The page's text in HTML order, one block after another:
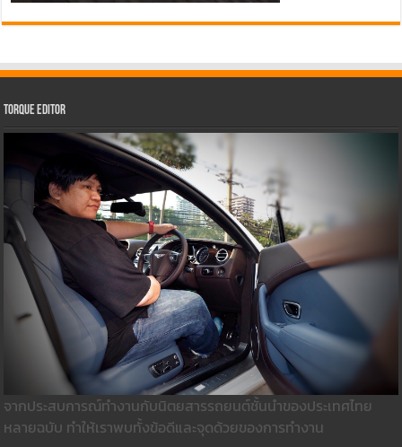
Torque Editor
จากประสบการณ์ทำงานกับนิตยสารรถยนต์ชั้นนำของประเทศไทย
หลายฉบับ ทำให้เราพบทั้งข้อดีและจุดด้วยของการทำงาน